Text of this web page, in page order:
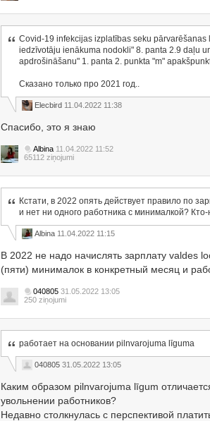
Covid-19 infekcijas izplatības seku
iedzīvotāju ienākuma nodokli" 8. panta 2.9 daļu
apdrošināšanu" 1. panta 2. punkta "m"
Сказано только про 2021 год..
Elecbird 11.04.2022 11:38
Спасибо, это я знаю
Albina 11.04.2022 11:52
65112 ziņojumi
Кстати, в 2022 опять действует правило по
и нет ни одного работника с минималкой?
Albina 11.04.2022 11:15
В 2022 не надо начислять зарплату valdes
(пяти) минималок в конкретный месяц и
040805 31.05.2022 13:05
250 ziņojumi
работает на основании pilnvarojuma līgumа
040805 31.05.2022 13:05
Каким образом pilnvarojuma līgum
увольнении работников?
Недавно столкнулась с перспективой